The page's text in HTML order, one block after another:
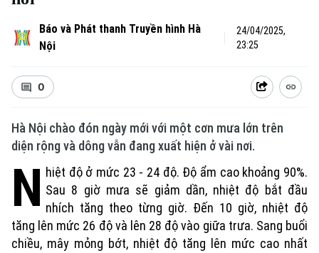
Báo và Phát thanh Truyền hình Hà
Nội
24/04/2025,
23:25
0
Hà Nội chào đón ngày mới với một cơn mưa lớn trên
diện rộng và dông vẫn đang xuất hiện ở vài nơi.
N hiệt độ ở mức 23 - 24 độ. Độ ẩm cao khoảng 90%.
Sau 8 giờ mưa sẽ giảm dần, nhiệt độ bắt đầu
nhích tăng theo từng giờ. Đến 10 giờ, nhiệt độ
tăng lên mức 26 độ và lên 28 độ vào giữa trưa. Sang buổi
chiều, mây mỏng bớt, nhiệt độ tăng lên mức cao nhất